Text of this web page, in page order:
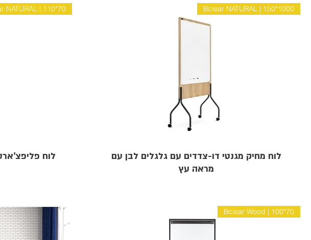
Bclear NATURAL | 150*1000
לוח מחיק מגנטי דו-צדדים עם גלגלים לבן עם
מראה עץ
NATURAL | 110*70
לוח
Bclear Wood | 100*70